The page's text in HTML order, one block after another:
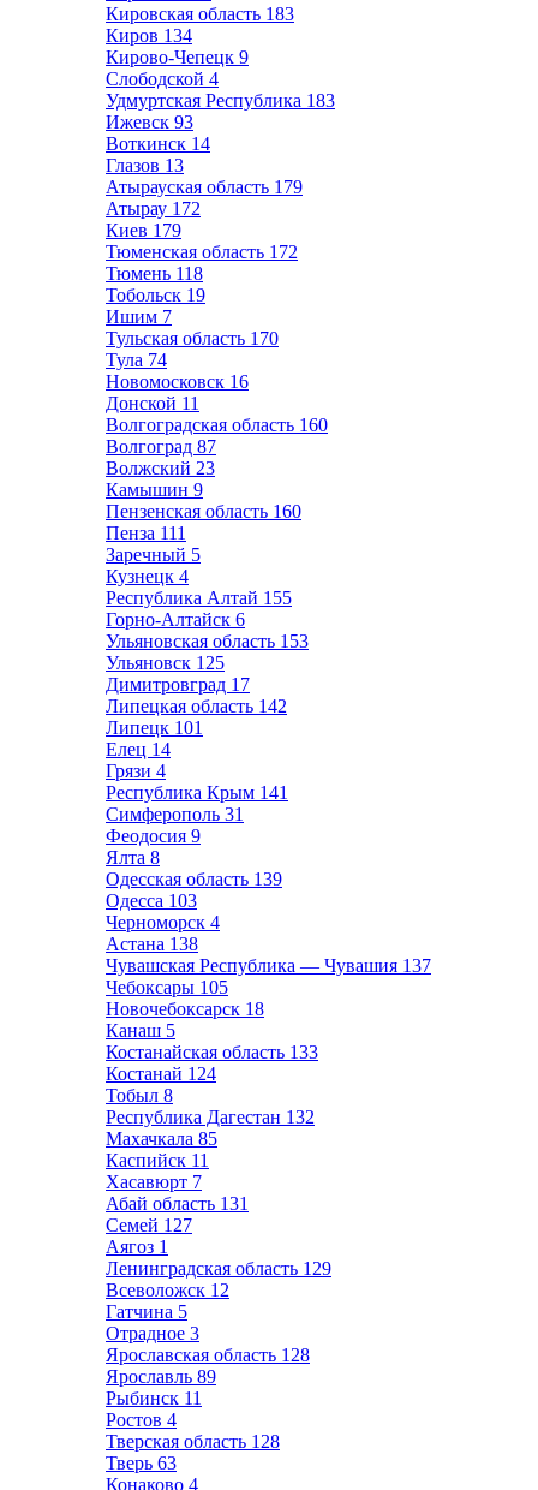
Кировская область 183
Киров 134
Кирово-Чепецк 9
Слободской 4
Удмуртская Республика 183
Ижевск 93
Воткинск 14
Глазов 13
Атырауская область 179
Атырау 172
Киев 179
Тюменская область 172
Тюмень 118
Тобольск 19
Ишим 7
Тульская область 170
Тула 74
Новомосковск 16
Донской 11
Волгоградская область 160
Волгоград 87
Волжский 23
Камышин 9
Пензенская область 160
Пенза 111
Заречный 5
Кузнецк 4
Республика Алтай 155
Горно-Алтайск 6
Ульяновская область 153
Ульяновск 125
Димитровград 17
Липецкая область 142
Липецк 101
Елец 14
Грязи 4
Республика Крым 141
Симферополь 31
Феодосия 9
Ялта 8
Одесская область 139
Одесса 103
Черноморск 4
Астана 138
Чувашская Республика — Чувашия 137
Чебоксары 105
Новочебоксарск 18
Канаш 5
Костанайская область 133
Костанай 124
Тобыл 8
Республика Дагестан 132
Махачкала 85
Каспийск 11
Хасавюрт 7
Абай область 131
Семей 127
Аягоз 1
Ленинградская область 129
Всеволожск 12
Гатчина 5
Отрадное 3
Ярославская область 128
Ярославль 89
Рыбинск 11
Ростов 4
Тверская область 128
Тверь 63
Конаково 4